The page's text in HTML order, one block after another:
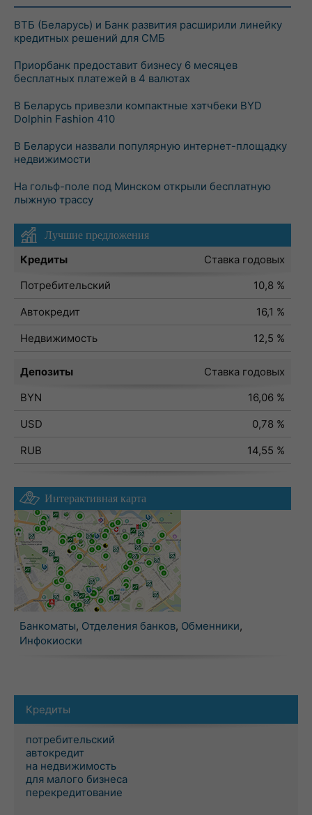
ВТБ (Беларусь) и Банк развития расширили линейку
кредитных решений для СМБ
Приорбанк предоставит бизнесу 6 месяцев
бесплатных платежей в 4 валютах
В Беларусь привезли компактные хэтчбеки BYD
Dolphin Fashion 410
В Беларуси назвали популярную интернет-площадку
недвижимости
На гольф-поле под Минском открыли бесплатную
лыжную трассу
Лучшие предложения
Кредиты
Ставка годовых
Потребительский
10,8 %
Автокредит
16,1 %
Недвижимость
12,5 %
Депозиты
Ставка годовых
BYN
16,06 %
USD
0,78 %
RUB
14,55 %
Интерактивная карта
Банкоматы, Отделения банков, Обменники,
Инфокиоски
Кредиты
потребительский
автокредит
на недвижимость
для малого бизнеса
перекредитование